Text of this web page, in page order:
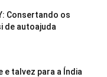
Consertando os
de autoajuda
e talvez para a Índia